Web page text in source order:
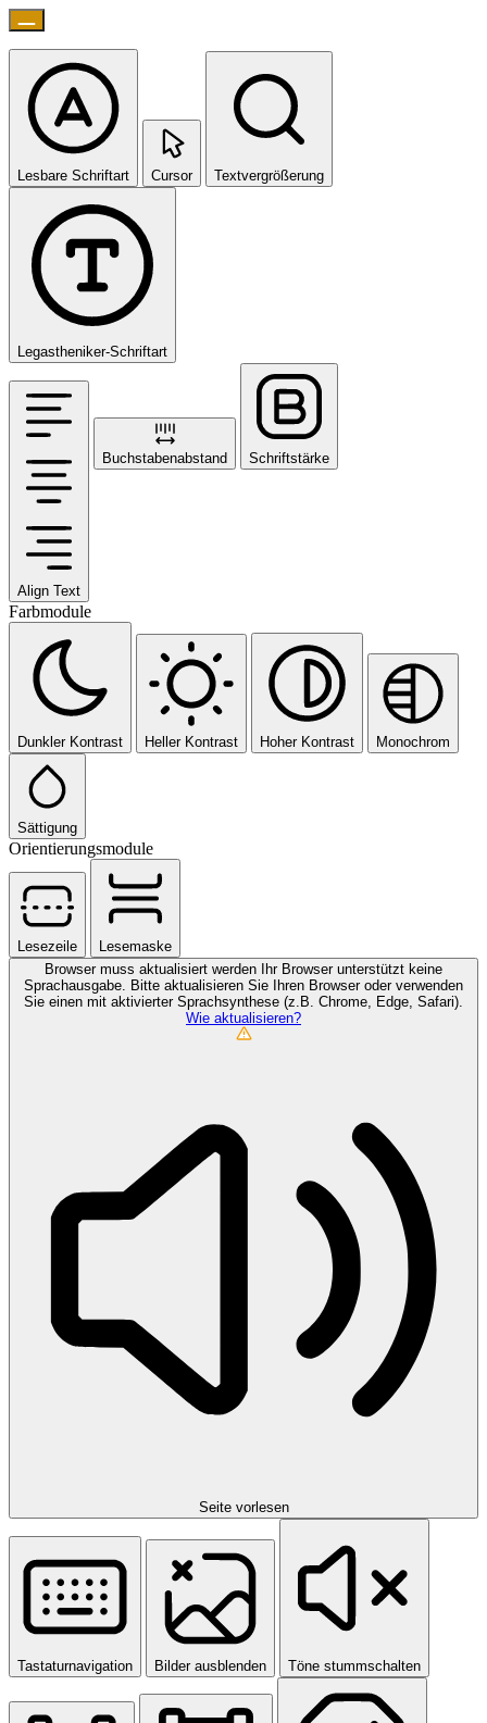
Lesbare Schriftart Cursor Textvergrößerung
Legastheniker-Schriftart
Align Text
Buchstabenabstand Schriftstärke
Farbmodule
Dunkler Kontrast Heller Kontrast Hoher Kontrast Monochrom
Sättigung
Orientierungsmodule
Lesezeile
Lesemaske
Browser muss aktualisiert werden
Ihr Browser unterstützt keine
Sprachausgabe. Bitte aktualisieren Sie Ihren Browser oder verwenden
Sie einen mit aktivierter Sprachsynthese (z.B. Chrome, Edge, Safari).
Wie aktualisieren?
Seite vorlesen
Tastaturnavigation Bilder ausblenden Töne stummschalten